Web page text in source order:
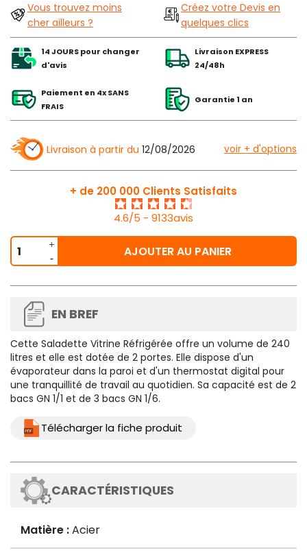
Vous trouvez moins
cher ailleurs ?
Créez votre Devis en
quelques clics
14 JOURS pour changer
d'avis
Livraison EXPRESS
24/48h
Paiement en 4x SANS
FRAIS
Garantie 1 an
Livraison à partir du 12/08/2026 voir + d'options
+ de 200 000 Clients Satisfaits
4.6/5 - 9133avis
AJOUTER AU PANIER
EN BREF
Cette Saladette Vitrine Réfrigérée offre un volume de 240
litres et elle est dotée de 2 portes. Elle dispose d'un
évaporateur dans la paroi et d'un thermostat digital pour
une tranquillité de travail au quotidien. Sa capacité est de 2
bacs GN 1/1 et de 3 bacs GN 1/6.
Télécharger la fiche produit
CARACTÉRISTIQUES
Matière :Acier